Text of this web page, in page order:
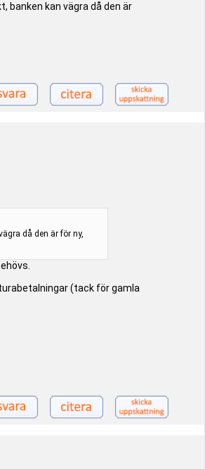
kan vägra då den är
då den är för ny,
(tack för gamla